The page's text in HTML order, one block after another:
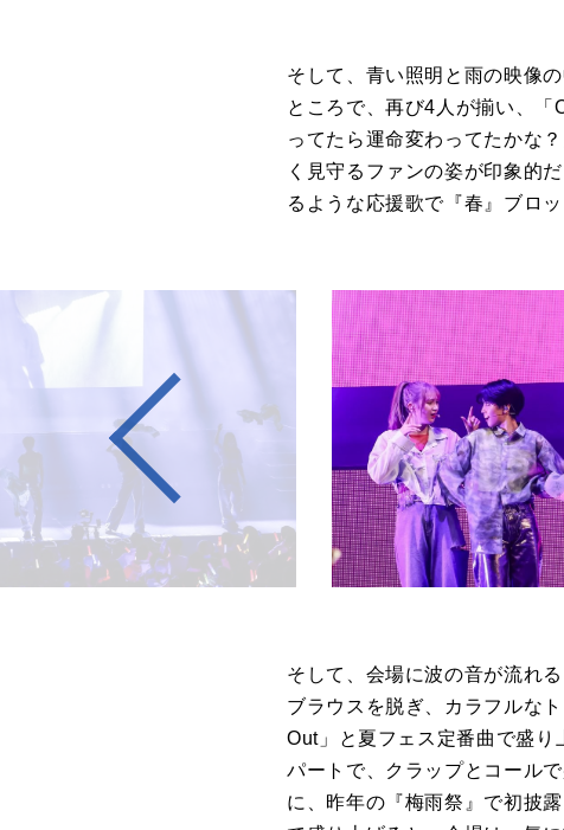
そして、青い照明と雨の映像
ところで、再び4 人が揃い、「
ってたら運命変わってたかな
く見守るファンの姿が印象的
るような応援歌で『春』ブロッ
そして、会場に波の音が流れ
ブラウスを脱ぎ、カラフルな
Out」
と夏フェス定番曲で盛
パートで、クラップとコール
に、昨年の『梅雨祭』で初披露